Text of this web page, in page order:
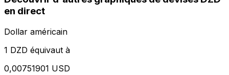
en direct
Dollar américain
1 DZD équivaut à
0,00751901 USD